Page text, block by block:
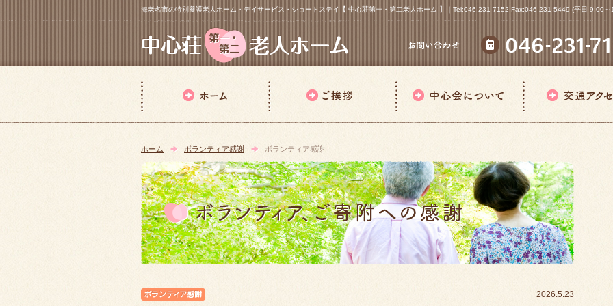
海老名市の特別養護老人ホーム・デイサービス・ショートステイ【 中心荘第一・第二老人ホーム 】｜Tel:046-231-7152 Fax:046-231-5449 (平日 9:00
ホーム ボランティア感謝 ボランティア感謝
2026.5.23